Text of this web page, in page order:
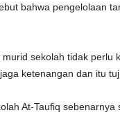
bahwa pengelolaan
murid sekolah tidak perlu
ketenangan dan itu
At-Taufiq